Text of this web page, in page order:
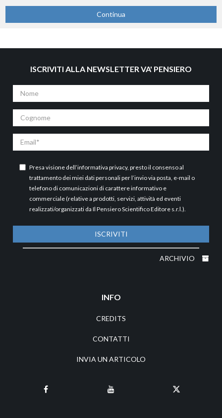
Continua
ISCRIVITI ALLA NEWSLETTER VA' PENSIERO
Nome
Cognome
Email
Presa visione dell’informativa privacy, presto il consenso al
trattamento dei miei dati personali per l’invio via posta, e-mail o
telefono di comunicazioni di carattere informativo e
commerciale (relative a prodotti, servizi, attività ed eventi
realizzati/organizzati da Il Pensiero Scientifico Editore s.r.l.).
ISCRIVITI
ARCHIVIO
INFO
CREDITS
CONTATTI
INVIA UN ARTICOLO